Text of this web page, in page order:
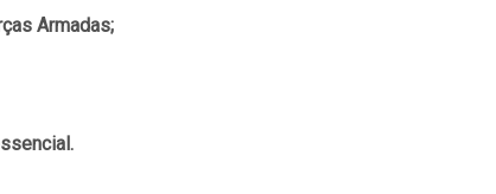
Armadas;